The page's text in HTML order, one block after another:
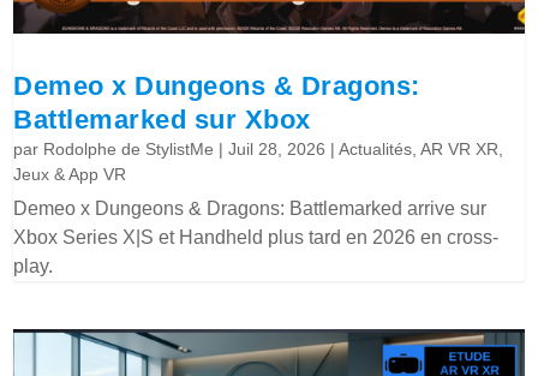
Demeo x Dungeons & Dragons:
Battlemarked sur Xbox
par Rodolphe de StylistMe |Juil 28, 2026 |Actualités ,AR VR XR
Jeux & App VR
Demeo x Dungeons & Dragons: Battlemarked arrive sur
Xbox Series X|S et Handheld plus tard en 2026 en cross-
play.